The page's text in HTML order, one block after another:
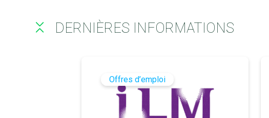
DERNIÈRES INFORMATIONS
Offres d’emploi